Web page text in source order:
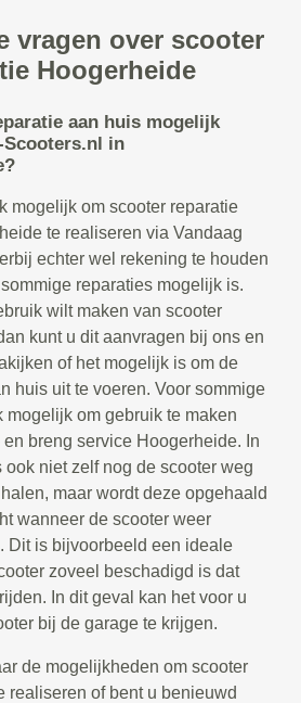
vragen over scooter
Hoogerheide
aan huis mogelijk
Scooters.nl in
mogelijk om scooter reparatie
te realiseren via Vandaag
echter wel rekening te houden
reparaties mogelijk is.
wilt maken van scooter
kunt u dit aanvragen bij ons en
of het mogelijk is om de
huis uit te voeren. Voor sommige
mogelijk om gebruik te maken
breng service Hoogerheide. In
niet zelf nog de scooter weg
maar wordt deze opgehaald
wanneer de scooter weer
Dit is bijvoorbeeld een ideale
zoveel beschadigd is dat
In dit geval kan het voor u
bij de garage te krijgen.
de mogelijkheden om scooter
realiseren of bent u benieuwd